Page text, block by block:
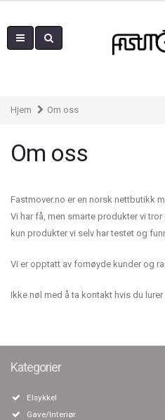
Hjem Om oss
Om oss
Fastmover.no er en norsk nettbutikk
Vi har få, men smarte produkter vi
kun produkter vi selv har testet og
Vi er opptatt av fornøyde kunder og
Ikke nøl med å ta kontakt hvis du lurer
Kategorier
Elsykkel
Gave/Interiør